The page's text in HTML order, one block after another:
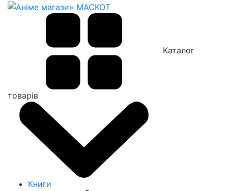
Каталог
товарів
Книги